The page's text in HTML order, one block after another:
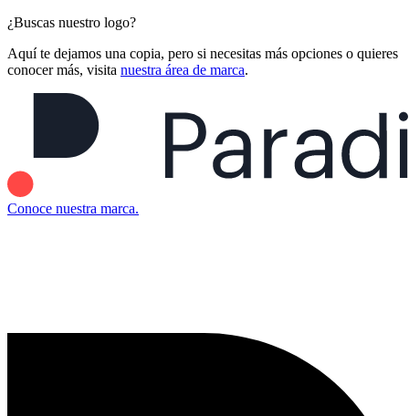
¿Buscas nuestro logo?
Aquí te dejamos una copia, pero si necesitas más opciones o quieres
conocer más, visita nuestra área de marca.
Conoce nuestra marca.